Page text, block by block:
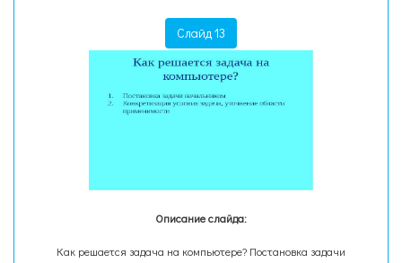
Слайд 13
Описание слайда:
Как решается задача на компьютере? Постановка задачи